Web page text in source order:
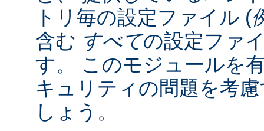
トリ毎の設定ファイル (
含む すべての設定ファ
す。 このモジュールを
キュリティの問題を考
しょう。